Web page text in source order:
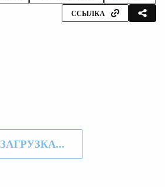
ССЫЛКА
ЗАГРУЗКА...